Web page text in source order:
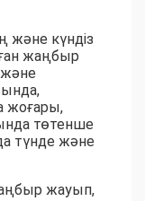
және күндіз
жаңбыр
жоғары,
төтенше
түнде және
жауып,